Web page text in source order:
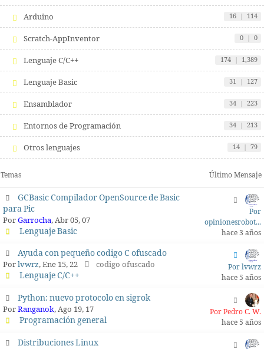
Arduino 16 | 114
Scratch-AppInventor 0 | 0
Lenguaje C/C++ 174 | 1,389
Lenguaje Basic 31 | 127
Ensamblador 34 | 223
Entornos de Programación 34 | 213
Otros lenguajes 14 | 79
Temas Último Mensaje
GCBasic Compilador OpenSource de Basic
para Pic
PorGarrocha, Abr 05, 07
Lenguaje Basic
Por
opinionesrobot...
hace 3 años
Ayuda con pequeño codigo C ofuscado
Porlvwrz, Ene 15, 22 codigo ofuscado
Lenguaje C/C++
Por lvwrz
hace 5 años
Python: nuevo protocolo en sigrok
PorRanganok, Ago 19, 17
Programación general
Por Pedro C. W.
hace 5 años
Distribuciones Linux